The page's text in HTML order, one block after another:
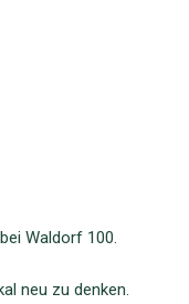
Waldorf 100.
neu zu denken.